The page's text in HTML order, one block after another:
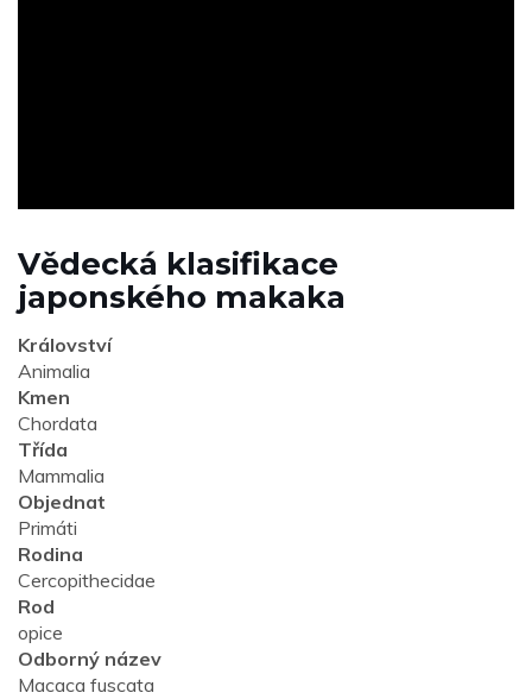
Vědecká klasifikace
japonského makaka
Království
Animalia
Kmen
Chordata
Třída
Mammalia
Objednat
Primáti
Rodina
Cercopithecidae
Rod
opice
Odborný název
Macaca fuscata